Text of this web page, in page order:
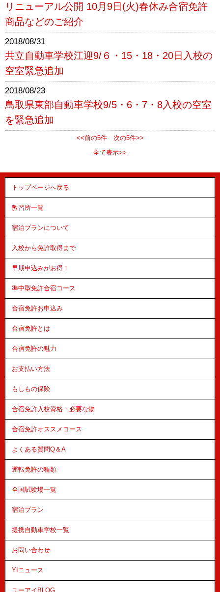
リニューアル公開 10月9日(火)春休み合宿免許
商品などのご紹介
2018/08/31
共立自動車学校江迎9/６・15・18・20日入校の
空室緊急追加
2018/08/23
鳥取県東部自動車学校9/5・6・7・8入校の空室
を緊急追加
<<前の5件
次の5件>>
全て表示>>
トップページへ戻る
教習所一覧
宿泊プランについて
入校から免許取得まで
早期申込みがお得！
準中型免許合宿コース
合宿免許お申込み
合宿免許とは
合宿免許の魅力
お支払い方法
もしもの保険
合宿免許入校資格・必要な物
合宿免許オススメコース
よくある質問Q＆A
運転免許の種類
全国試験場一覧
宿泊プラン
提携自動車学校一覧
お問い合わせ
YIニュース
ユーアイBLOG